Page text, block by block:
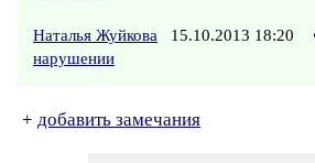
Наталья Жуйкова 15.10.2013 18:20
нарушении
+ добавить замечания